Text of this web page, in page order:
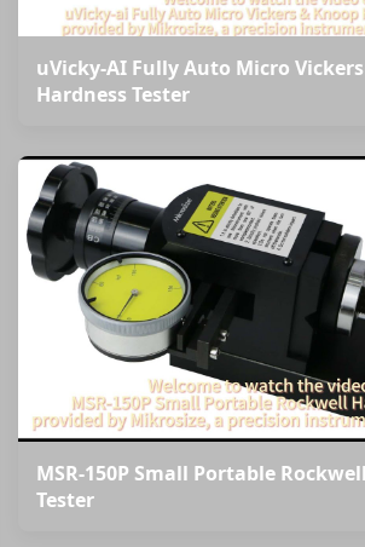
uVicky-AI Fully Auto Micro
Hardness Tester
MSR-150P Small Portable
Tester